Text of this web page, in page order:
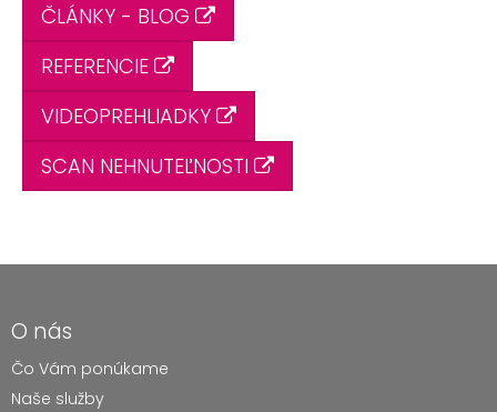
ČLÁNKY - BLOG
REFERENCIE
VIDEOPREHLIADKY
SCAN NEHNUTEĽNOSTI
O nás
Čo Vám ponúkame
Naše služby